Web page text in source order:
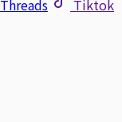
Threads
Tiktok